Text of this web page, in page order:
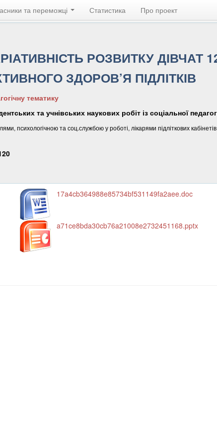
та переможці Статистика Про проект
РОЗВИТКУ ДІВЧАТ
ЗДОРОВ’Я ПІДЛІТКІВ
тематику
та учнівських наукових робіт із соціальної
психологічною та соц.службою у роботі, лікарями підліткових
17a4cb364988e85734bf531149fa2aee.doc
a71ce8bda30cb76a21008e2732451168.pptx